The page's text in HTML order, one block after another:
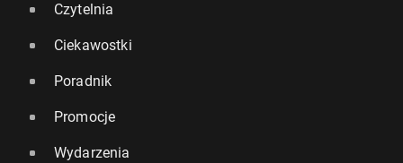
Czytelnia
Ciekawostki
Poradnik
Promocje
Wydarzenia